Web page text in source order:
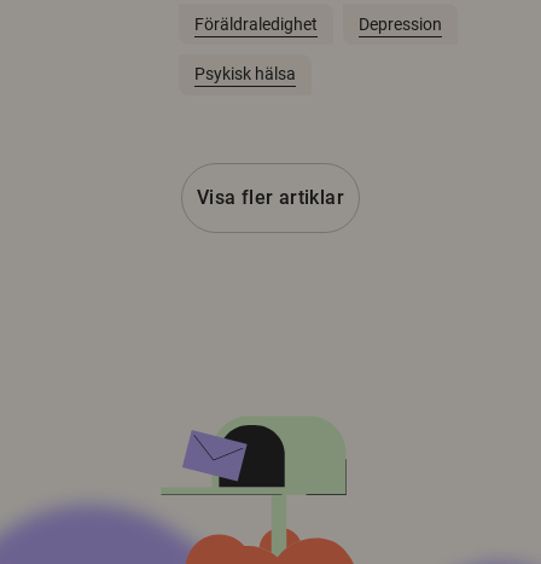
Föräldraledighet Depression
Psykisk hälsa
Visa fler artiklar